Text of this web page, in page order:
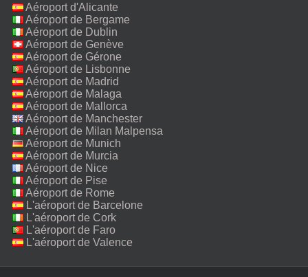
Aéroport d'Alicante
Aéroport de Bergame
Aéroport de Dublin
Aéroport de Genève
Aéroport de Gérone
Aéroport de Lisbonne
Aéroport de Madrid
Aéroport de Malaga
Aéroport de Mallorca
Aéroport de Manchester
Aéroport de Milan Malpensa
Aéroport de Munich
Aéroport de Murcia
Aéroport de Nice
Aéroport de Pise
Aéroport de Rome
Fiumicino
L'aéroport de Barcelone
L'aéroport de Cork
L'aéroport de Faro
L'aéroport de Valence